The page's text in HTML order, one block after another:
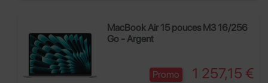
MacBook Air 15 pouces M3 16/256
Go - Argent
Promo Prix
1 257,15 €